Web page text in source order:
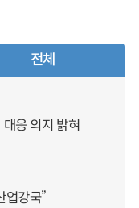
전체
대응 의지 밝혀
업강국”